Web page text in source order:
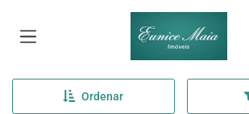
Página inicial
Ordenar